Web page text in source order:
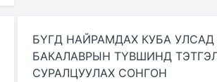
БҮГД НАЙРАМДАХ КУБА УЛСАД
БАКАЛАВРЫН ТҮВШИНД
СУРАЛЦУУЛАХ СОНГОН